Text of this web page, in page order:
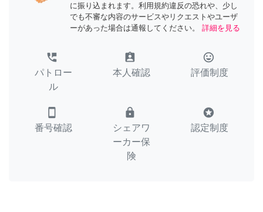
に振り込まれます。利用規約違反の恐れや、少し
でも不審な内容のサービスやリクエストやユーザ
ーがあった場合は通報してください。
詳細を見る
perm_phone_msg
パトロー
ル
assignment_ind
本人確認
tag_faces
評価制度
smartphone
番号確認
lock
シェアワ
ーカー保
険
stars
認定制度